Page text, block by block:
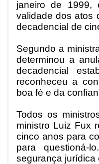
janeiro de 1999,
validade dos atos
decadencial de
Segundo a
determinou a
decadencial
reconheceu a
boa fé e da
Todos os
ministro Luiz Fux
cinco anos para
para questioná-
segurança jurídica